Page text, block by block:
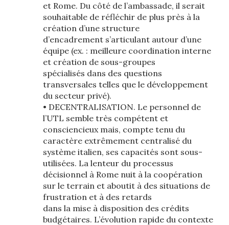
et Rome. Du côté de l’ambassade, il serait
souhaitable de réfléchir de plus près à la
création d’une structure
d’encadrement s’articulant autour d’une
équipe (ex. : meilleure coordination interne
et création de sous-groupes
spécialisés dans des questions
transversales telles que le développement
du secteur privé).
• DECENTRALISATION. Le personnel de
l’UTL semble très compétent et
consciencieux mais, compte tenu du
caractère extrêmement centralisé du
système italien, ses capacités sont sous-
utilisées. La lenteur du processus
décisionnel à Rome nuit à la coopération
sur le terrain et aboutit à des situations de
frustration et à des retards
dans la mise à disposition des crédits
budgétaires. L’évolution rapide du contexte